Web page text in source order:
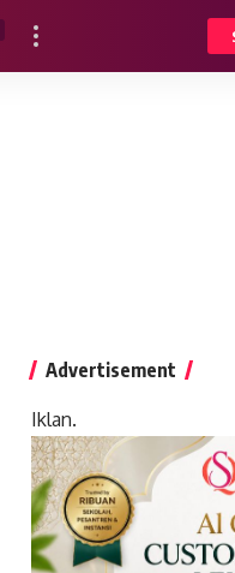
Advertisement
Iklan.